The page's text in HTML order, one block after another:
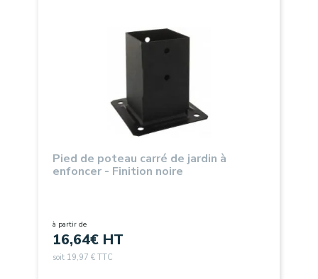
Pied de poteau carré de jardin à
enfoncer - Finition noire
à partir de
16,64€ HT
soit 19,97 € TTC